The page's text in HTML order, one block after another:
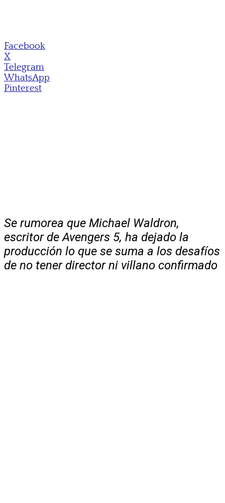
Facebook
X
Telegram
WhatsApp
Pinterest
Se rumorea que Michael Waldron,
escritor de Avengers 5, ha dejado la
producción lo que se suma a los desafíos
de no tener director ni villano confirmado